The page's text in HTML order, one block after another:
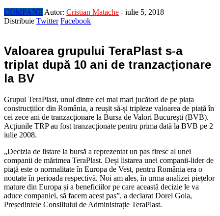
COMPANII Autor: Cristian Matache - iulie 5, 2018
Distribuie Twitter Facebook
Valoarea grupului TeraPlast s-a
triplat după 10 ani de tranzacționare
la BV
Grupul TeraPlast, unul dintre cei mai mari jucători de pe piața
construcțiilor din România, a reușit să-și tripleze valoarea de piață în
cei zece ani de tranzacționare la Bursa de Valori București (BVB).
Acțiunile TRP au fost tranzacționate pentru prima dată la BVB pe 2
iulie 2008.
„Decizia de listare la bursă a reprezentat un pas firesc al unei
companii de mărimea TeraPlast. Deși listarea unei companii-lider de
piață este o normalitate în Europa de Vest, pentru România era o
noutate în perioada respectivă. Noi am ales, în urma analizei piețelor
mature din Europa și a beneficiilor pe care această decizie le va
aduce companiei, să facem acest pas”, a declarat Dorel Goia,
Președintele Consiliului de Administrație TeraPlast.